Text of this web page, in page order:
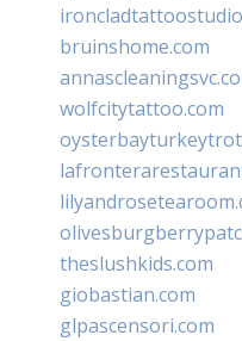
bruinshome.com
wolfcitytattoo.com
theslushkids.com
giobastian.com
glpascensori.com